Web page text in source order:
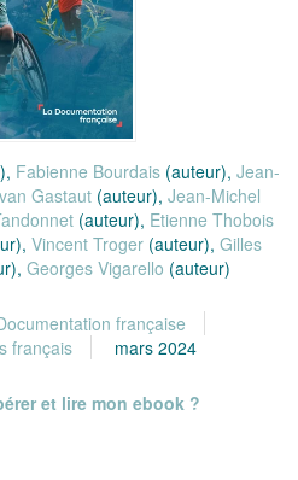
Fabienne Bourdais (auteur), Jean-
Gastaut (auteur), Jean-Michel
(auteur), Etienne Thobois
Vincent Troger (auteur), Gilles
Georges Vigarello (auteur)
française
français mars 2024
et lire mon ebook ?